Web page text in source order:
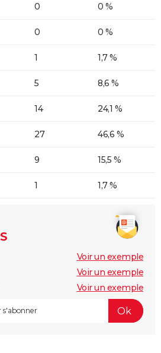
0 0 %
0 0 %
1 1,7 %
5 8,6 %
14 24,1 %
27 46,6 %
9 15,5 %
1 1,7 %
Voir un exemple
Voir un exemple
Voir un exemple